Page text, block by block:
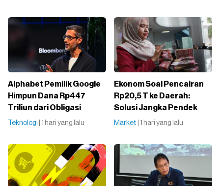
Alphabet Pemilik Google
Himpun Dana Rp447
Triliun dari Obligasi
Teknologi | 1 hari yang lalu
Ekonom Soal Pencairan
Rp20,5 T ke Daerah:
Solusi Jangka Pendek
Market | 1 hari yang lalu